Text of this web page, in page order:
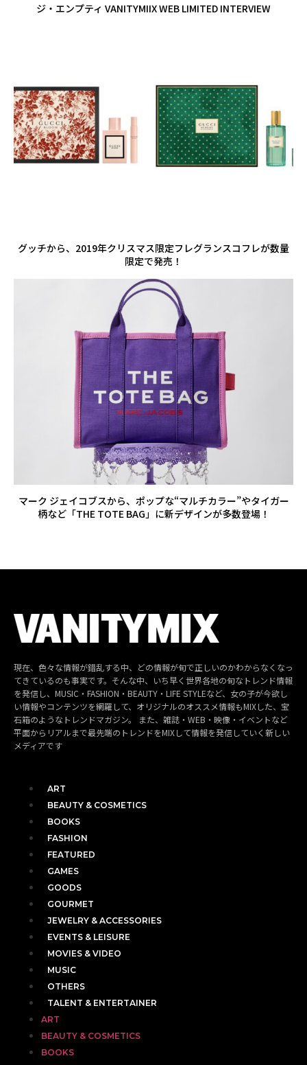
ジ・エンプティ VANITYMIIX WEB LIMITED INTERVIEW
グッチから、2019年クリスマス限定フレグランスコフレが数量
限定で発売！
マーク ジェイコブスから、ポップな“マルチカラー”やタイガー
柄など「THE TOTE BAG」に新デザインが多数登場！
現在、色々な情報が錯乱する中、どの情報が旬で正しいのかわからなくなっ
てきているのも事実です。そんな中、いち早く世界各地の旬なトレンド情報
を発信し、MUSIC・FASHION・BEAUTY・LIFE STYLEなど、女の子が今欲し
い情報やコンテンツを網羅して、オリジナルのオススメ情報もMIXした、宝
石箱のようなトレンドマガジン。 また、雑誌・WEB・映像・イベントなど
平面からリアルまで最先端のトレンドをMIXして情報を発信していく新しい
メディアです
ART
BEAUTY & COSMETICS
BOOKS
FASHION
FEATURED
GAMES
GOODS
GOURMET
JEWELRY & ACCESSORIES
EVENTS & LEISURE
MOVIES & VIDEO
MUSIC
OTHERS
TALENT & ENTERTAINER
ART
BEAUTY & COSMETICS
BOOKS